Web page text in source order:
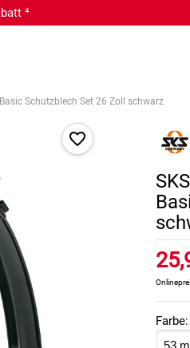
⁴
Schutzblech Set 26 Zoll schwarz
Farbe: